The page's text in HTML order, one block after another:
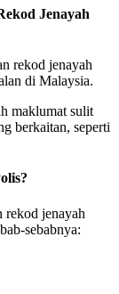
Jenayah
rekod jenayah
di Malaysia.
maklumat sulit
berkaitan, seperti
rekod jenayah
sebabnya: